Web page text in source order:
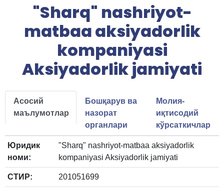
"Sharq" nashriyot-
matbaa aksiyadorlik
kompaniyasi
Aksiyadorlik jamiyati
Асосий
маълумотлар
Бошқарув ва
назорат
органлари
Молия-
иқтисодий
кўрсаткичлар
Юридик
номи:
"Sharq" nashriyot-matbaa aksiyadorlik
kompaniyasi Aksiyadorlik jamiyati
СТИР: 201051699